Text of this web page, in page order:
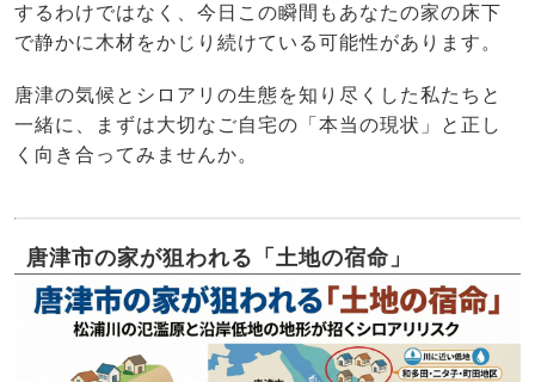
するわけではなく、今日この瞬間もあなたの家の床下
で静かに木材をかじり続けている可能性があります。
唐津の気候とシロアリの生態を知り尽くした私たちと
一緒に、まずは大切なご自宅の「本当の現状」と正し
く向き合ってみませんか。
唐津市の家が狙われる「土地の宿命」